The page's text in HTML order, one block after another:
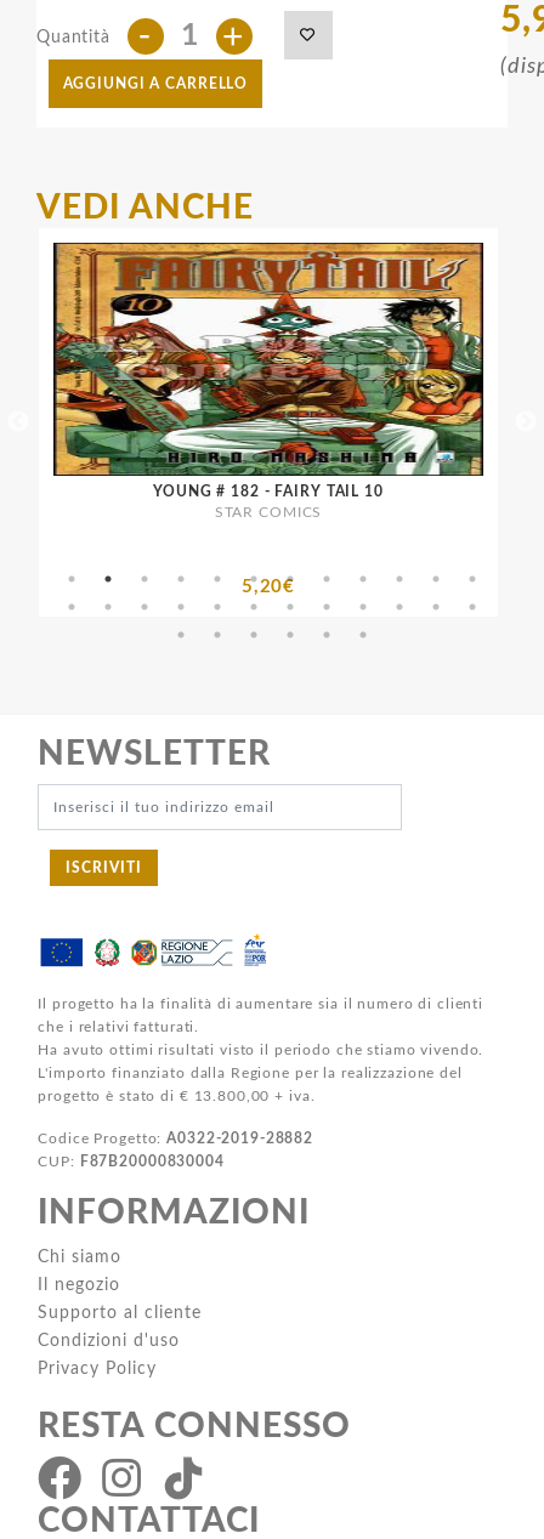
Quantità - +
AGGIUNGI A CARRELLO
VEDI ANCHE
YOUNG # 182 - FAIRY TAIL 10
STAR COMICS
5,20€
NEWSLETTER
ISCRIVITI
Il progetto ha la finalità di aumentare sia il numero di clienti
che i relativi fatturati.
Ha avuto ottimi risultati visto il periodo che stiamo vivendo.
L'importo finanziato dalla Regione per la realizzazione del
progetto è stato di € 13.800,00 + iva.
Codice Progetto:A0322-2019-28882
CUP:
F87B20000830004
INFORMAZIONI
Chi siamo
Il negozio
Supporto al cliente
Condizioni d'uso
Privacy Policy
RESTA CONNESSO
CONTATTACI